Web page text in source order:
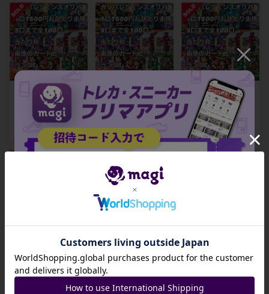
ガンバレジェンズ
限定パック5つ分 1
¥ 7,500
ガンバレジェンズ
限定パック5つ分 1
枚
¥ 7,500
ガンバレジェンズ
限定パック5つ分 1
枚
¥ 7,500
ガンバレジェンズ
限定パック1つ分 1
枚
¥ 1,500
ガンバレジェンズ
限定パック1つ分 1
枚
¥ 1,500
限定パック5つ分 1
枚
¥ 7,500 1
招待コード
JA9XS8
コピーする